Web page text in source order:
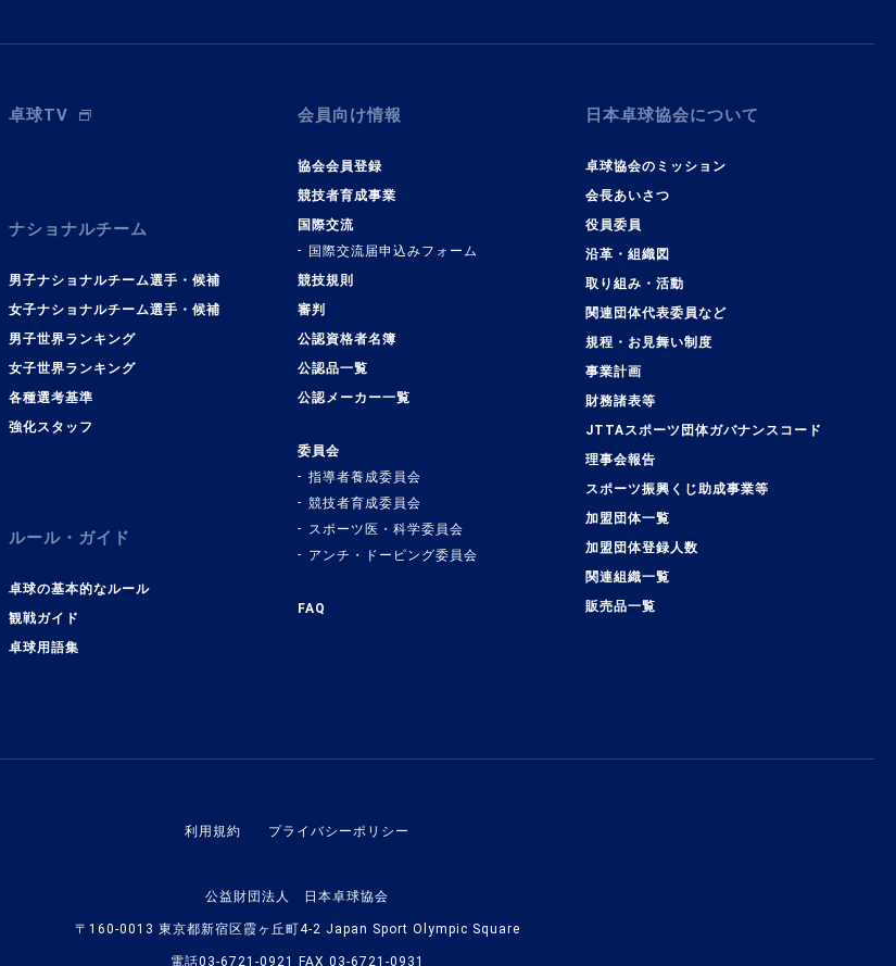
卓球TV
ナショナルチーム
男子ナショナルチーム選手・候補
女子ナショナルチーム選手・候補
男子世界ランキング
女子世界ランキング
各種選考基準
強化スタッフ
ルール・ガイド
卓球の基本的なルール
観戦ガイド
卓球用語集
会員向け情報
協会会員登録
競技者育成事業
国際交流
国際交流届申込みフォーム
競技規則
審判
公認資格者名簿
公認品一覧
公認メーカー一覧
委員会
指導者養成委員会
競技者育成委員会
スポーツ医・科学委員会
アンチ・ドーピング委員会
FAQ
日本卓球協会について
卓球協会のミッション
会長あいさつ
役員委員
沿革・組織図
取り組み・活動
関連団体代表委員など
規程・お見舞い制度
事業計画
財務諸表等
JTTAスポーツ団体ガバナンスコード
理事会報告
スポーツ振興くじ助成事業等
加盟団体一覧
加盟団体登録人数
関連組織一覧
販売品一覧
利用規約 プライバシーポリシー
公益財団法人 日本卓球協会
〒160-0013 東京都新宿区霞ヶ丘町4-2 Japan Sport Olympic Square
電話03-6721-0921 FAX 03-6721-0931